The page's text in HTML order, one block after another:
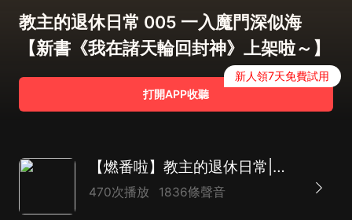
教主的退休日常 005 一入魔門深似海
【新書《我在諸天輪回封神》上架啦～】
打開APP收聽
新人領7天免費試用
【燃番啦】教主的退休日常|魔教教主|熱血爆笑|多人有聲劇
470次播放 1836條聲音